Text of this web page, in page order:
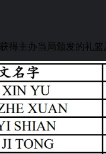
得主办当局颁发的礼篮